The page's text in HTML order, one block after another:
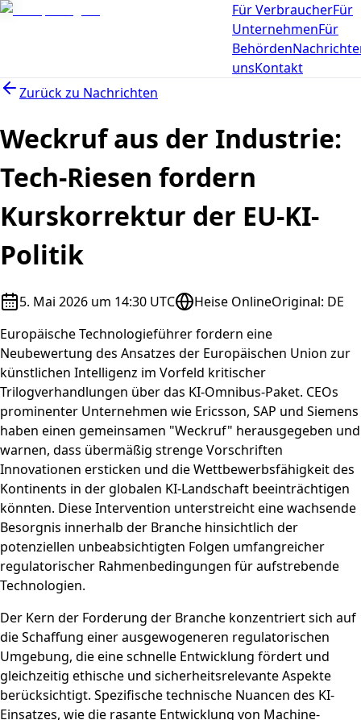
Für VerbraucherFür
UnternehmenFür
Behörden
unsKontakt
Zurück zu Nachrichten
Weckruf aus der Industrie:
Tech-Riesen fordern
Kurskorrektur der EU-KI-
Politik
5. Mai 2026 um 14:30 UTC Heise OnlineOriginal: DE
Europäische Technologieführer fordern eine
Neubewertung des Ansatzes der Europäischen Union zur
künstlichen Intelligenz im Vorfeld kritischer
Trilogverhandlungen über das KI-Omnibus-Paket. CEOs
prominenter Unternehmen wie Ericsson, SAP und Siemens
haben einen gemeinsamen "Weckruf" herausgegeben und
warnen, dass übermäßig strenge Vorschriften
Innovationen ersticken und die Wettbewerbsfähigkeit des
Kontinents in der globalen KI-Landschaft beeinträchtigen
könnten. Diese Intervention unterstreicht eine wachsende
Besorgnis innerhalb der Branche hinsichtlich der
potenziellen unbeabsichtigten Folgen umfangreicher
regulatorischer Rahmenbedingungen für aufstrebende
Technologien.
Der Kern der Forderung der Branche konzentriert sich auf
die Schaffung einer ausgewogeneren regulatorischen
Umgebung, die eine schnelle Entwicklung fördert und
gleichzeitig ethische und sicherheitsrelevante Aspekte
berücksichtigt. Spezifische technische Nuancen des KI-
Einsatzes, wie die rasante Entwicklung von Machine-